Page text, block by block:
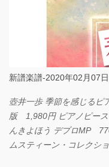
新譜楽譜-2020年02月07
壺井一歩 季節を感じるピ
版 1,980円 ピアノピース
んきよほう デプロMP
ムスティーン・コレクシ